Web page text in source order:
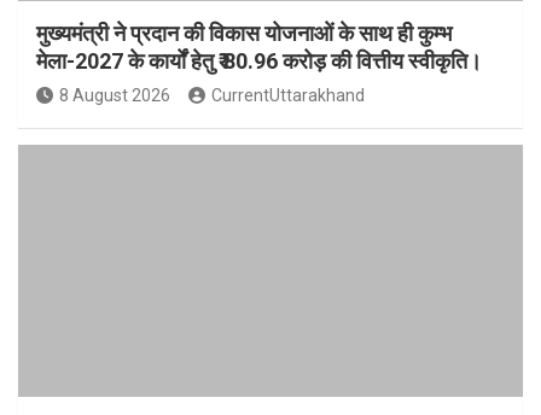
मुख्यमंत्री ने प्रदान की विकास योजनाओं के साथ ही कुम्भ
मेला-2027 के कार्यों हेतु ₹ 80.96 करोड़ की वित्तीय स्वीकृति।
8 August 2026 CurrentUttarakhand